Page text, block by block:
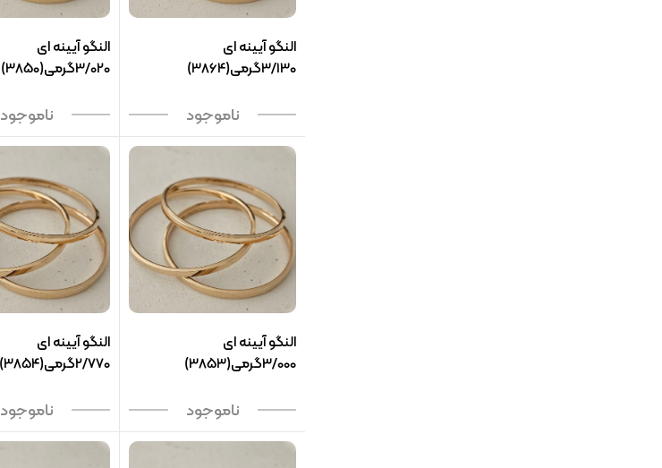
النگو آیینه ای
3/130گرمی(3864)
ناموجود
النگو آیینه ای
3/020گرمی(3850)
ناموجود
النگو آیینه ای
3/000گرمی(3853)
ناموجود
النگو آیینه ای
2/770گرمی(3854)
ناموجود